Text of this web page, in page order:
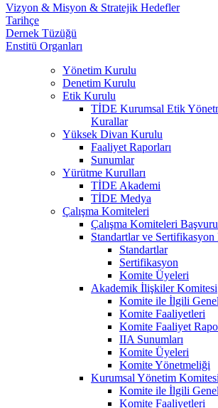
Vizyon & Misyon & Stratejik Hedefler
Tarihçe
Dernek Tüzüğü
Enstitü Organları
Yönetim Kurulu
Denetim Kurulu
Etik Kurulu
TİDE Kurumsal Etik
Kurallar
Yüksek Divan Kurulu
Faaliyet Raporları
Sunumlar
Yürütme Kurulları
TİDE Akademi
TİDE Medya
Çalışma Komiteleri
Çalışma Komiteleri
Standartlar ve
Standartlar
Sertifikasyon
Komite Üyeleri
Akademik İlişkiler Komitesi
Komite ile İlgili
Komite Faaliyetleri
Komite Faaliyet
IIA Sunumları
Komite Üyeleri
Komite Yönetmeliği
Kurumsal Yönetim Komitesi
Komite ile İlgili
Komite Faaliyetleri